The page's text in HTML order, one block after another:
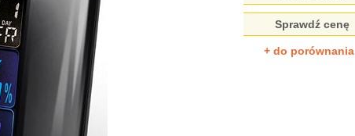
Sprawdź cenę
+ do porównania